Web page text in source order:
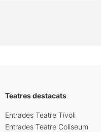
Teatres destacats
Entrades Teatre Tívoli
Entrades Teatre Coliseum